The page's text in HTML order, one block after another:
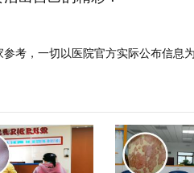
考，一切以医院官方实际公布信息为